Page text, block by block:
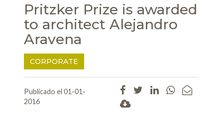
Pritzker Prize is awarded
to architect Alejandro
Aravena
CORPORATE
Publicado el 01-01-
2016